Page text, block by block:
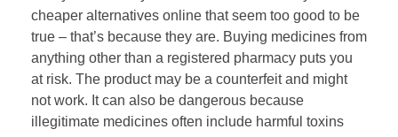
cheaper alternatives online that seem too good to be
true – that’s because they are. Buying medicines from
anything other than a registered pharmacy puts you
at risk. The product may be a counterfeit and might
not work. It can also be dangerous because
illegitimate medicines often include harmful toxins